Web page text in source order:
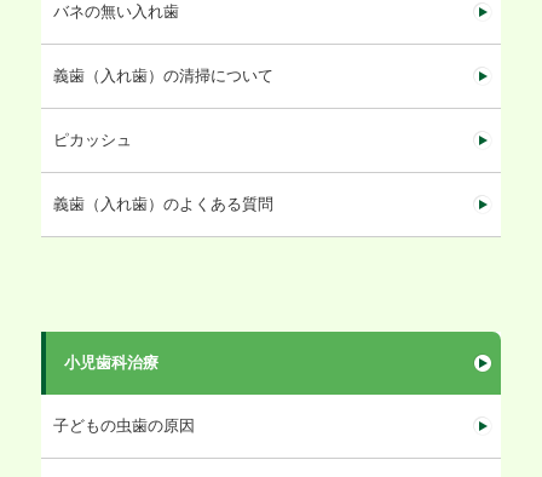
バネの無い入れ歯
義歯（入れ歯）の清掃について
ピカッシュ
義歯（入れ歯）のよくある質問
小児歯科治療
子どもの虫歯の原因